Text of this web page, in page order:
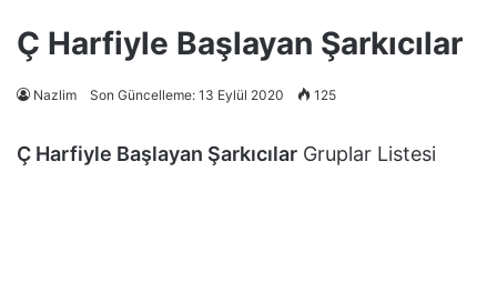
Ç Harfiyle Başlayan Şarkıcılar
Nazlim Son Güncelleme: 13 Eylül 2020 125
Ç Harfiyle Başlayan Şarkıcılar Gruplar Listesi